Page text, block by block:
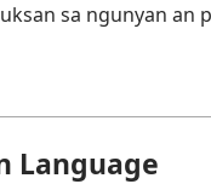
sa ngunyan an
Language